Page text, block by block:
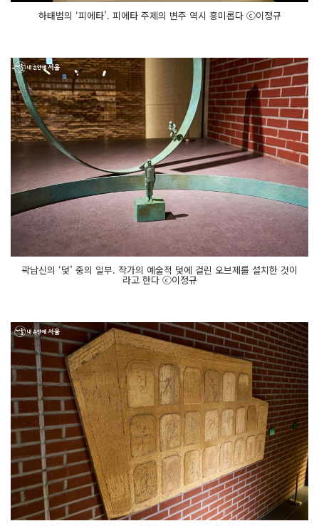
하태범의 ‘피에타’. 피에타 주제의 변주 역시 흥미롭다 ⓒ이정규
곽남신의 ‘덫’ 중의 일부. 작가의 예술적 덫에 걸린 오브제를 설치한 것이
라고 한다 ⓒ이정규